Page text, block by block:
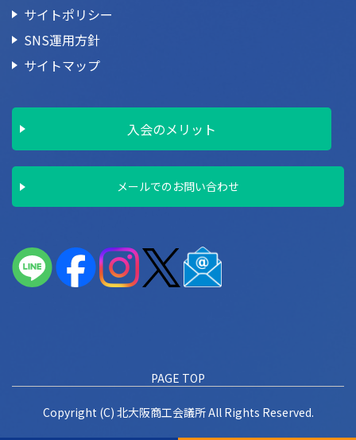
PAGE TOP
サイトポリシー
SNS運用方針
サイトマップ
入会のメリット
メールでのお問い合わせ
Copyright (C) 北大阪商工会議所 All Rights Reserved.